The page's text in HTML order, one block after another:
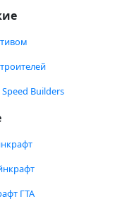
Builders
ГТА